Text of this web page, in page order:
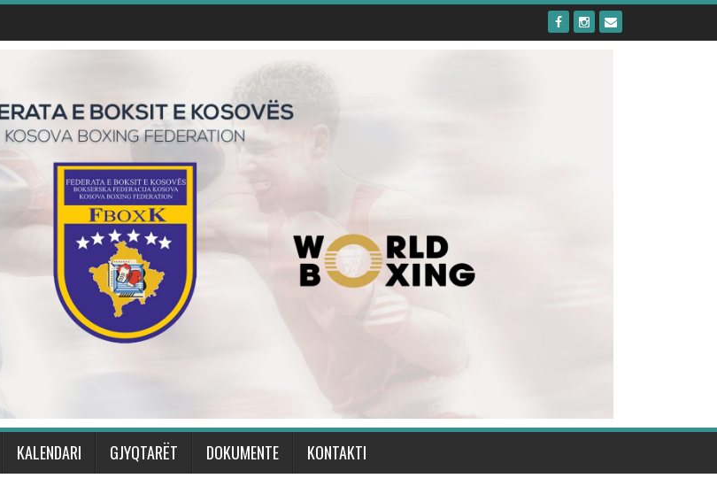
KALENDARI GJYQTARËT DOKUMENTE KONTAKTI